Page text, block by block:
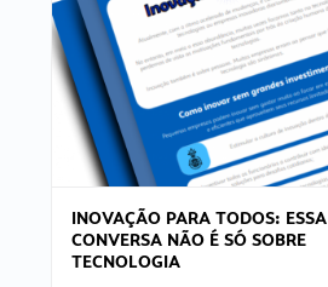
INOVAÇÃO PARA TODOS: ESSA
CONVERSA NÃO É SÓ SOBRE
TECNOLOGIA